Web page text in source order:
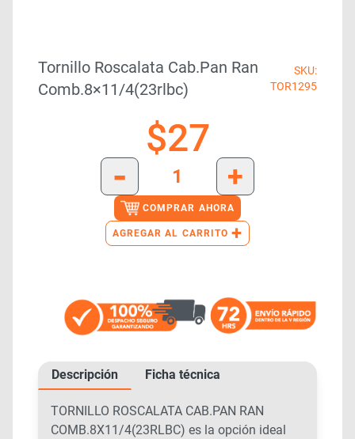
Tornillo Roscalata Cab.pan Ran
Comb.8×11/4(23rlbc)
SKU:
TOR1295
$27
-
+
COMPRAR AHORA
AGREGAR AL CARRITO +
Descripción Ficha técnica
TORNILLO ROSCALATA CAB.PAN RAN
COMB.8X11/4(23RLBC) es la opción ideal